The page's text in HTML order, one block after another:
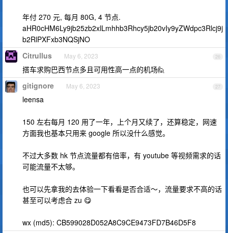
年付 270 元, 每月 80G, 4 节点.
aHR0cHM6Ly9jb25zb2xlLmhhb3Rhcy5jb20vIy9yZWdpc3Rlcj9j
b2RlPXFxb3NQSjNO
26
Citrullus May 6, 2023
搭车求购巴西节点多且可用性高一点的机场🙋
27
gitignore May 6, 2023
leensa
150 左右每月 120 用了一年，上个月又续了，还算稳定，网速
方面我也基本只用来 google 所以没什么感觉。
不过大多数 hk 节点流量都有倍率，有 youtube 等视频需求的话
可能流量不太够。
也可以先拿我的去体验一下看看是否合适～，流量要求不高的话
甚至可以考虑合 zu 😋
wx (md5): CB599028D052A8C9CE9473FD7B46D5F8